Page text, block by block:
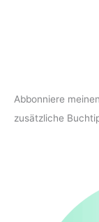
Abbonniere meinen
zusätzliche